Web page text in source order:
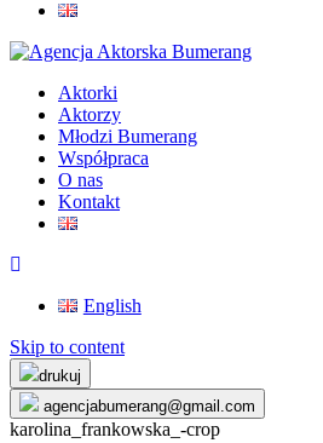
Aktorki
Aktorzy
Młodzi Bumerang
Współpraca
O nas
Kontakt
English
Skip to content
drukuj
agencjabumerang@gmail.com
karolina_frankowska_-crop